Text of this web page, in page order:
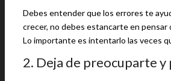
Debes entender que los errores te
crecer, no debes estancarte en
Lo importante es intentarlo las veces
2. Deja de preocuparte